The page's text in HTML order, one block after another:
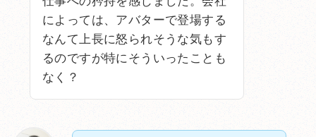
によっては、アバターで登場する
なんて上長に怒られそうな気もす
るのですが特にそういったことも
なく？